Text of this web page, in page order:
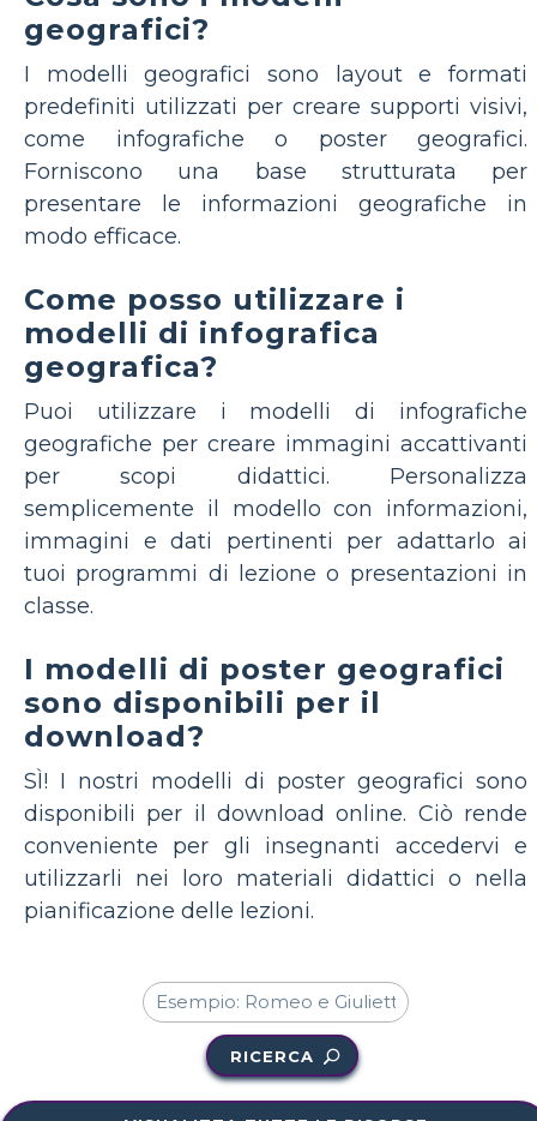
geografici?
I modelli geografici sono layout e formati
predefiniti utilizzati per creare supporti visivi,
come infografiche o poster geografici.
Forniscono una base strutturata per
presentare le informazioni geografiche in
modo efficace.
Come posso utilizzare i
modelli di infografica
geografica?
Puoi utilizzare i modelli di infografiche
geografiche per creare immagini accattivanti
per scopi didattici. Personalizza
semplicemente il modello con informazioni,
immagini e dati pertinenti per adattarlo ai
tuoi programmi di lezione o presentazioni in
classe.
I modelli di poster geografici
sono disponibili per il
download?
SÌ! I nostri modelli di poster geografici sono
disponibili per il download online. Ciò rende
conveniente per gli insegnanti accedervi e
utilizzarli nei loro materiali didattici o nella
pianificazione delle lezioni.
RICERCA